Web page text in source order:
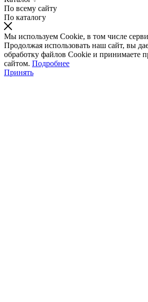
По всему сайту
По каталогу
Мы используем Cookie, в том числе
Продолжая использовать наш сайт, вы
обработку файлов Cookie и принимаете
сайтом. Подробнее
Принять